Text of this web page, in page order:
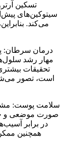
سیتوکین‌های
می‌کند.
مهار رشد
تحقیقات
است، تصور
صورت موضعی و
در برابر
همچنین